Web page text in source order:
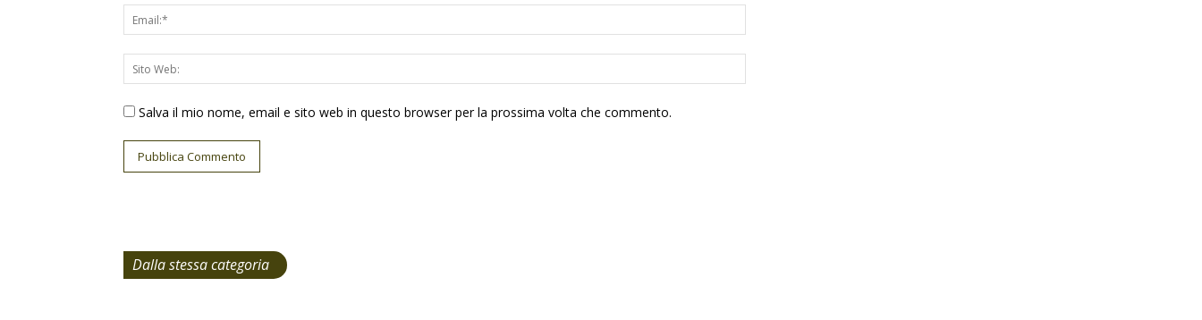
Salva il mio nome, email e sito web in questo browser per la prossima volta che commento.
Dalla stessa categoria